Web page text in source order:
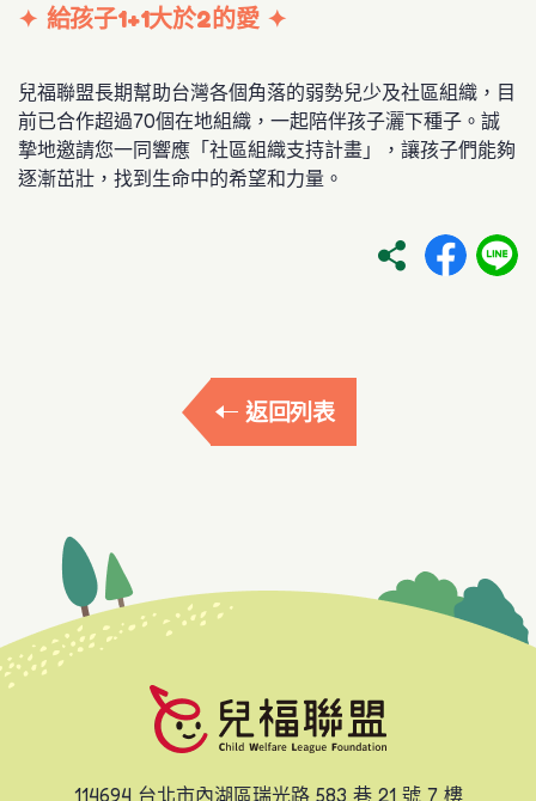
✦ 給孩子1+1大於2的愛✦
兒福聯盟長期幫助台灣各個角落的弱勢兒少及社區組織，目
前已合作超過70個在地組織，一起陪伴孩子灑下種子。誠
摯地邀請您一同響應「社區組織支持計畫」，讓孩子們能夠
逐漸茁壯，找到生命中的希望和力量。
返回列表
114694 台北市內湖區瑞光路 583 巷 21 號 7 樓